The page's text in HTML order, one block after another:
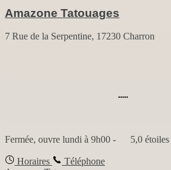
Amazone Tatouages
7 Rue de la Serpentine, 17230 Charron
Fermée, ouvre lundi à 9h00 - 5,0
Horaires
Téléphone